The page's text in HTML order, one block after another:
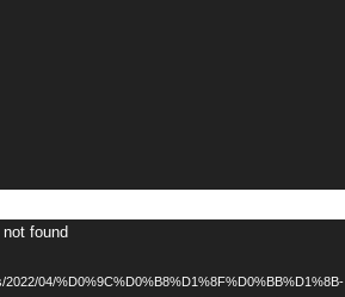
found
04/%D0%9C%D0%B8%D1%8F%D0%BB%D1%8B-